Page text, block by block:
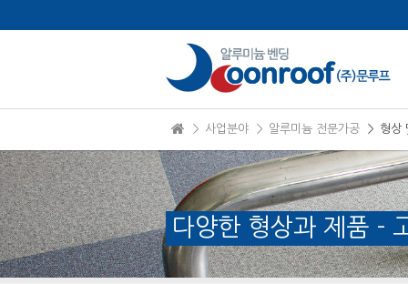
＞ 사업분야 ＞ 알루미늄 전문가공 ＞ 형상
다양한 형상과 제품 -
Sketchbook5, 스케치북5
Sketchbook5, 스케치북5